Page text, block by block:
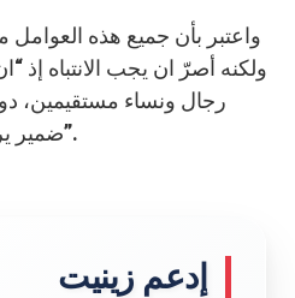
واعتبر بأن جميع هذه العوامل
ولكنه أصرّ ان يجب الانتباه إذ
رجال ونساء مستقيمين،
ضمير يرتكز على المصلحة العامة”.
إدعم زينيت